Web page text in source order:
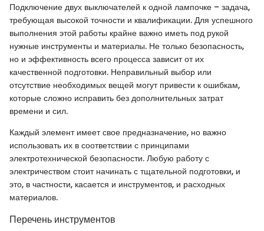
Подключение двух выключателей к одной лампочке – задача,
требующая высокой точности и квалификации. Для успешного
выполнения этой работы крайне важно иметь под рукой
нужные инструменты и материалы. Не только безопасность,
но и эффективность всего процесса зависит от их
качественной подготовки. Неправильный выбор или
отсутствие необходимых вещей могут привести к ошибкам,
которые сложно исправить без дополнительных затрат
времени и сил.
Каждый элемент имеет свое предназначение, но важно
использовать их в соответствии с принципами
электротехнической безопасности. Любую работу с
электричеством стоит начинать с тщательной подготовки, и
это, в частности, касается и инструментов, и расходных
материалов.
Перечень инструментов